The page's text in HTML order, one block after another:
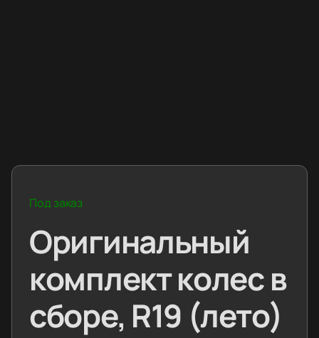
Под заказ
Оригинальный
комплект колес в
сборе, R19 (лето)